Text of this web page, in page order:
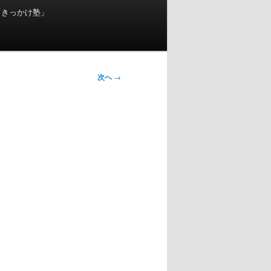
っかけ塾」
次へ→